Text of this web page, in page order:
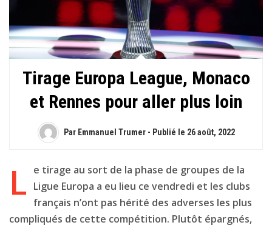
Tirage Europa League, Monaco
et Rennes pour aller plus loin
Par Emmanuel Trumer - Publié le 26 août, 2022
L e tirage au sort de la phase de groupes de la
Ligue Europa a eu lieu ce vendredi et les clubs
français n’ont pas hérité des adverses les plus
compliqués de cette compétition. Plutôt épargnés,